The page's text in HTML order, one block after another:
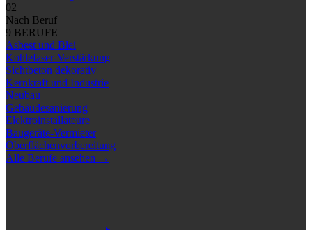
02
Nach Beruf
9 BERUFE
Asbest und Blei
Kohlefaser-Verstärkung
Sichtbeton dekorativ
Kernkraft und Industrie
Neubau
Gebäudesanierung
Elektroinstallateure
Baugeräte-Vermieter
Oberflächenvorbereitung
Alle Berufe ansehen →